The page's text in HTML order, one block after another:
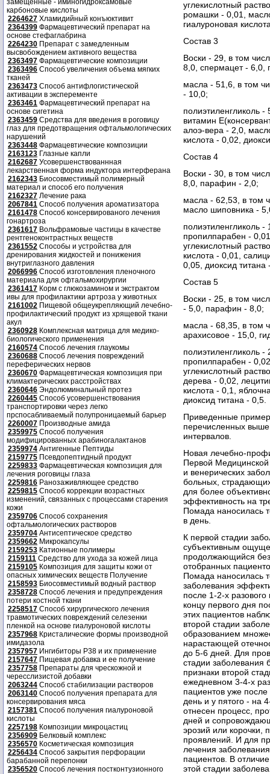
замещенные - иминогидроксамовые
карбоновые кислоты
2264627 Хламидийный конъюктивит
2364399 Фармацевтический препарат на
основе стефаглабрина
2264230 Препарат с замедленным
высвобождением активного вещества
2363497 Фармацевтические композиции
2363496 Способ увеличения объема мягких
тканей
2363473 Способ антифлогистической
активации в эксперементе
2363461 Фармацевтический препарат на
основе сигетина
2363459 Средства для введения в роговицу
глаз для предотвращения офтальмологических
нарушений
2363448 Фармацевтические композиции
2163123 Глазные капли
2162687 Усовершенствованнная
лекарственная форма индуктора интерферана
2162343 Биосовместимый полимерный
материал и способ его получения
2162327 Лечение рака
2067841 Способ получения ароматизатора
2161478 Способ консервированого лечения
гонартроза
2361617 Вольфрамовые частицы в качестве
рентгеноконтрастных веществ
2361552 Способы и устройства для
дренирования жидкостей и понижения
внутриглазного давления
2066996 Способ изготовления пленочного
материала для офтальмохирургии
2361417 Корм с глюкозамином и экстрактом
ивы для профилактики артроза у животных
2161002 Пищевой общеукрепляющий лечебно-
профилактический продукт из хрящевой ткани
акул
2360928 Комплексная матрица для медико-
биологического применения
2160574 Способ лечения глаукомы
2360688 Способ лечения повреждений
переферических нервов
2360670 Фармацевтическая композиция при
климактерических расстройствах
2360646 Эндолюминальный протез
2260445 Способ усовершенствования
транспортировки через легко
прспосабливаемый полупроницаемый барьер
2260007 Производные амида
2359975 Способ получения
модифицированных арабиногалактанов
2359974 Антигенные Пептиды
2159775 Псевдопептидный продукт
2259833 Фармацевтическая композиция для
лечения роговицы глаза
2259816 Ранозаживляющее средство
2259815 Способ коррекции возрастных
изменений, связанных с процессами старения
кожи
2359706 Способ сохранения
офтальмологических растворов
2359704 Антисептическое средство
2359662 Микрокапсулы
2159253 Катионные полимеры
2159111 Средство для ухода за кожей лица
2159105 Композиция для защиты кожи от
опасных химических веществ Получение
2158593 Биосовместимый водный раствор
2358728 Способ лечения и предупреждения
потери костной ткани
2258517 Способ хирургического лечения
травмотических повреждений селезенки
пленкой на основе гиалуроновой кислоты
2357968 Кристалические формы производной
имидазола
2357957 Ингибиторы P38 и их применение
2157647 Пищевая добавка и ее получение
2357758 Препараты для чрескожной и
чересслизистой добавки
2063244 Способ стабилизации растворов
2063140 Способ получения препарата для
консервирования мяса
2157381 Способ получения гиалуроновой
кислоты
2257198 Композиции микроцастиц
2356909 Белковый комплекс
2356570 Косметическая композиция
2256434 Способ закрытия перфорации
барабанной перепонки
2356520 Способ лечения постконтузионного
углекислотный
ромашки - 0,01,
гиалуроновая
Состав 3
Воски - 29, в том
8,0, спермацет - 6,0,
масла - 51,6, в том
- 10,0;
полиэтиленгликоль
витамин
алоэ-вера - 2,0,
кислота - 0,02,
Состав 4
Воски - 30, в том
8,0, парафин - 2,0;
масла - 62,53, в том
масло шиповника -
полиэтиленгликоль
пропилпарабен -
углекислотный
кислота - 0,01,
0,05, диоксид
Состав 5
Воски - 25, в том
- 5,0, парафин - 8,0;
масла - 68,35, в том
арахисовое - 15,0,
полиэтиленгликоль
пропилпарабен -
углекислотный
дерева - 0,02,
кислота - 0,1,
диоксид титана - 0,5.
Приведенные
перечисленных выше
интервалов.
Новая лечебно-
Первой
и венерических
больных,
для более
эффективность на
Помада наносилась
в день.
К первой стадии
субъективным
продолжающийся
отобранных
Помада наносилась
заболевания
после 1-2-х
концу первого дня
этих пациентов
второй стадии
образованием
нарастающей
до 5-6 дней. Для
стадии
признаки второй
ежедневном 3-4-х
пациентов уже
день и у пятого - на
отнесен процесс,
дней и
эрозий или корочки,
проявлений. И для
лечения
пациентов. В
этой стадии